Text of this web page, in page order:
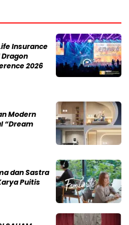
Insurance
2026
Modern
“Dream
dan Sastra
Puitis